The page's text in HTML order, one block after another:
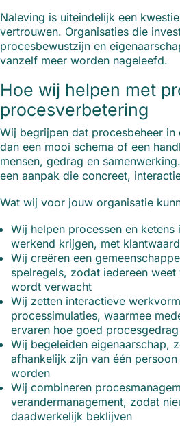
Naleving is uiteindelijk een
vertrouwen. Organisaties die
procesbewustzijn en
vanzelf meer worden nageleefd.
Hoe wij helpen met
procesverbetering
Wij begrijpen dat procesbeheer
dan een mooi schema of een
mensen, gedrag en
een aanpak die concreet,
Wat wij voor jouw organisatie
Wij helpen processen en
werkend krijgen, met
Wij creëren een
spelregels, zodat iedereen
wordt verwacht
Wij zetten interactieve
processimulaties, waarmee
ervaren hoe goed
Wij begeleiden eigenaarschap,
afhankelijk zijn van één
worden
Wij combineren
verandermanagement, zodat
daadwerkelijk beklijven